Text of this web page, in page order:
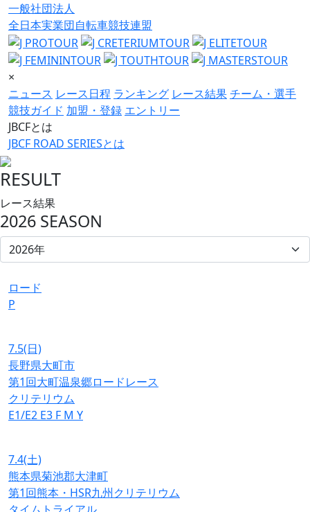
一般社団法人
全日本実業団自転車競技連盟
×
ニュース レース日程 ランキング レース結果チーム・選手
競技ガイド 加盟・登録 エントリー
JBCFとは
JBCF ROAD SERIESとは
RESULT
レース結果
2026 SEASON
ロード
P
7.5(日)
長野県大町市
第1回大町温泉郷ロードレース
クリテリウム
E1/E2 E3 F M Y
7.4(土)
熊本県菊池郡大津町
第1回熊本・HSR九州クリテリウム